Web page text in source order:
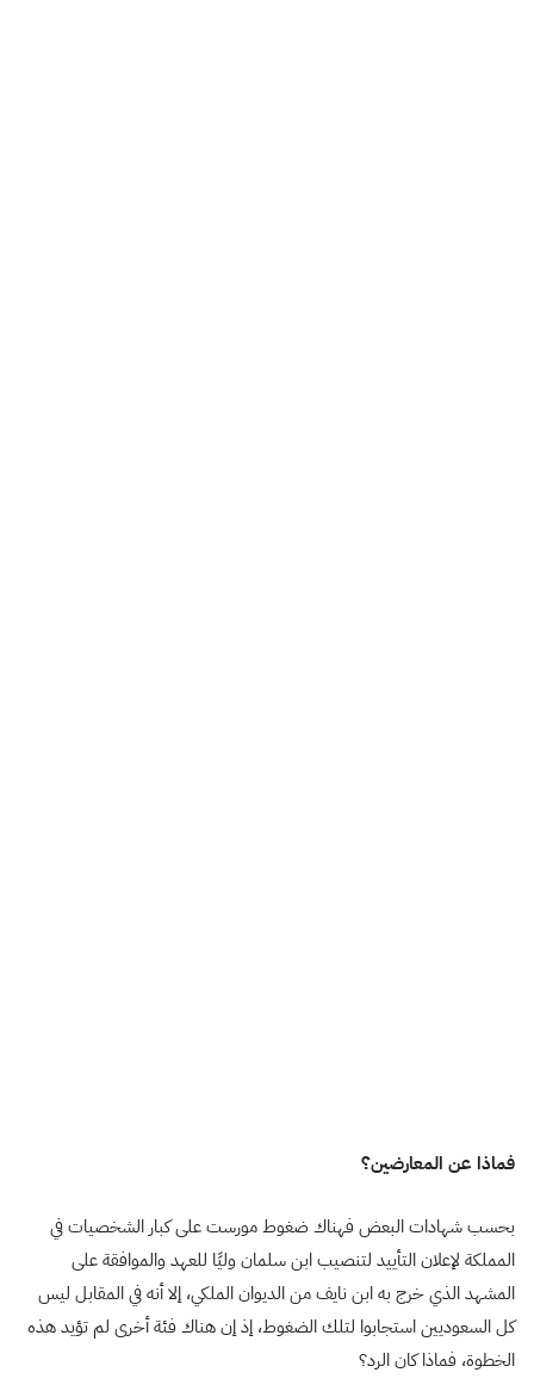
فماذا عن المعارضين؟
بحسب شهادات البعض فهناك ضغوط مورست على كبار الشخصيات في
المملكة لإعلان التأييد لتنصيب ابن سلمان وليًا للعهد والموافقة على
المشهد الذي خرج به ابن نايف من الديوان الملكي، إلا أنه في المقابل ليس
كل السعوديين استجابوا لتلك الضغوط، إذ إن هناك فئة أخرى لم تؤيد هذه
الخطوة، فماذا كان الرد؟